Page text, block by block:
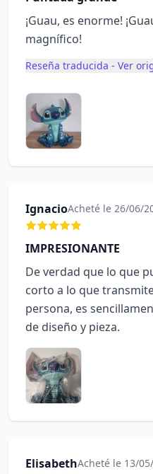
¡Guau, es enorme!
magnífico!
Reseña traducida - Ver
IgnacioAcheté le 26/06/
IMPRESIONANTE
De verdad que lo que
corto a lo que
persona, es
de diseño y pieza.
ElisabethAcheté le 13/